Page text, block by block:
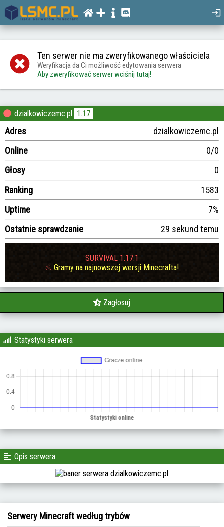
Ten serwer nie ma zweryfikowanego właściciela
Weryfikacja da Ci możliwość edytowania serwera
Aby zweryfikować serwer wciśnij tutaj!
dzialkowiczemc.pl 1.17
Adres
dzialkowiczemc.pl
Online
0/0
Głosy
0
Ranking
1583
Uptime
7%
Ostatnie sprawdzanie
30 sekund temu
SURVIVAL 1.17.1
♨ Gramy na najnowszej wersji Minecrafta!
Zagłosuj
Statystyki serwera
Opis serwera
Serwery Minecraft według trybów